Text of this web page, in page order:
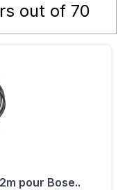
out of 70
pour Bose..